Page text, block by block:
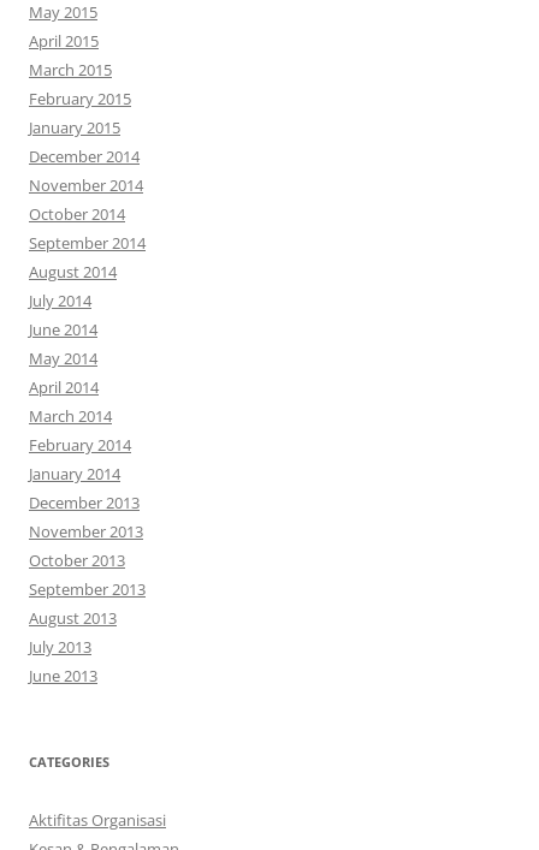
May 2015
April 2015
March 2015
February 2015
January 2015
December 2014
November 2014
October 2014
September 2014
August 2014
July 2014
June 2014
May 2014
April 2014
March 2014
February 2014
January 2014
December 2013
November 2013
October 2013
September 2013
August 2013
July 2013
June 2013
CATEGORIES
Aktifitas Organisasi